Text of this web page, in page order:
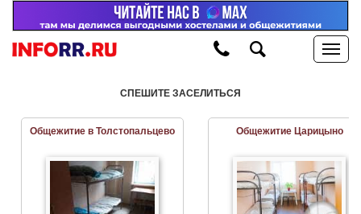
СПЕШИТЕ ЗАСЕЛИТЬСЯ
Общежитие в Толстопальцево Общежитие Царицыно